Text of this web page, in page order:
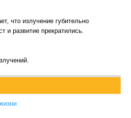
что излучение губительно
и развитие прекратились.